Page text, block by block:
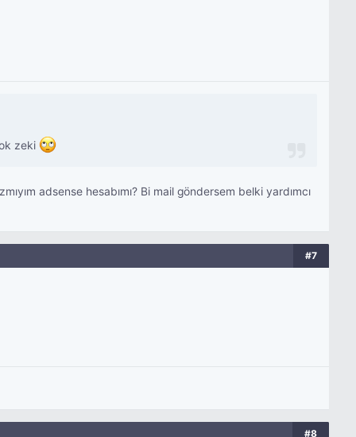
zeki
adsense hesabımı? Bi mail göndersem belki yardımcı
#7
#8